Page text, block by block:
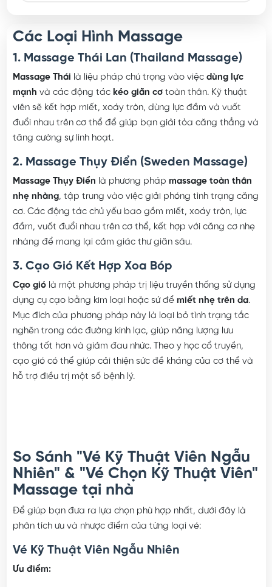
Các Loại Hình Massage
1. Massage Thái Lan (Thailand Massage)
Massage Thái là liệu pháp chú trọng vào việcdùng lực
mạnhvà các động táckéo giãn cơtoàn thân. Kỹ thuật
viên sẽ kết hợp miết, xoáy tròn, dùng lực đầm và vuốt
đuổi nhau trên cơ thể để giúp bạn giải tỏa căng thẳng và
2. Massage Thụy Điển (Sweden Massage)
Massage Thụy Điểnlà phương phápmassage toàn thân
nhẹ nhàng, tập trung vào việc giải phóng tình trạng căng
cơ. Các động tác chủ yếu bao gồm miết, xoáy tròn, lực
đầm, vuốt đuổi nhau trên cơ thể, kết hợp với căng cơ nhẹ
3. Cạo Gió Kết Hợp Xoa Bóp
Cạo giólà một phương pháp trị liệu truyền thống sử dụng
dụng cụ cạo bằng kim loại hoặc sứ để miết nhẹ trên da.
Mục đích của phương pháp này là loại bỏ tình trạng tắc
nghẽn trong các đường kinh lạc, giúp năng lượng lưu
thông tốt hơn và giảm đau nhức. Theo y học cổ truyền,
cạo gió có thể giúp cải thiện sức đề kháng của cơ thể và
So Sánh "Vé Kỹ Thuật Viên Ngẫu
Nhiên" & "Vé Chọn Kỹ Thuật Viên"
Massage tại nhà
Để giúp bạn đưa ra lựa chọn phù hợp nhất, dưới đây là
Vé Kỹ Thuật Viên Ngẫu Nhiên